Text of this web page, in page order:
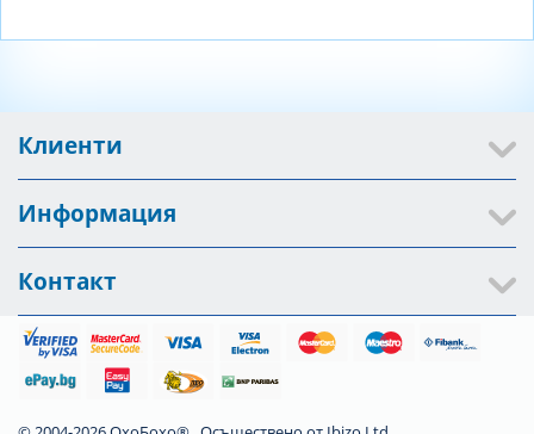
Клиенти
Информация
Контакт